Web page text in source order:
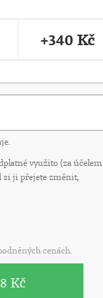
+340 Kč
využito (za účelem
si ji přejete změnit,
cenách.
Kč